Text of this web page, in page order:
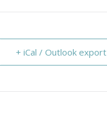
+ iCal / Outlook export